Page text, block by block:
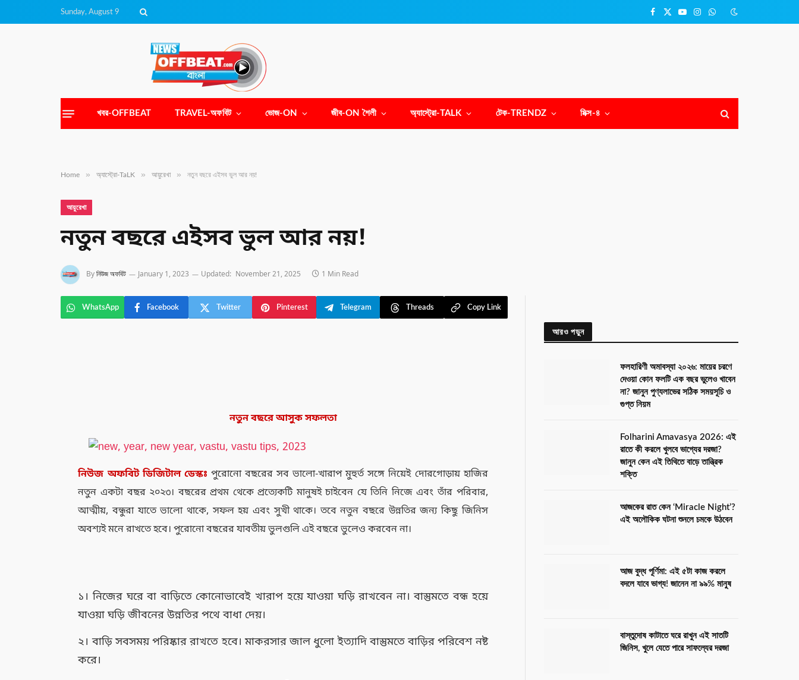
Sunday, August 9
Facebook
X
YouTubeInstagram
WhatsApp
খবর-OFFBEAT TRAVEL-অফবিট ভোজ-ON জীব-ON শৈলী অ্যাস্ট্রো-TALK টেক-TRENDZ মিক্স-৪
Home » অ্যাস্ট্রো-TaLK » আয়ুরেখা » নতুন বছরে এইসব ভুল আর নয়!
আয়ুরেখা
নতুন বছরে এইসব ভুল আর নয়!
Byনিউজ অফবিট January 1, 2023 Updated: November 21, 2025 1 Min Read
WhatsApp Facebook Twitter Pinterest Telegram Threads Copy Link
নতুন বছরে আসুক সফলতা
নিউজ অফবিট ডিজিটাল ডেস্কঃ পুরোনো বছরের সব ভালো-খারাপ মুহুর্ত সঙ্গে নিয়েই দোরগোড়ায় হাজির
নতুন একটা বছর ২০২৩। বছরের প্রথম থেকে প্রত্যেকটি মানুষই চাইবেন যে তিনি নিজে এবং তাঁর পরিবার,
আত্মীয়, বন্ধুরা যাতে ভালো থাকে, সফল হয় এবং সুখী থাকে। তবে নতুন বছরে উন্নতির জন্য কিছু জিনিস
অবশ্যই মনে রাখতে হবে। পুরোনো বছরের যাবতীয় ভুলগুলি এই বছরে ভুলেও করবেন না।
১। নিজের ঘরে বা বাড়িতে কোনোভাবেই খারাপ হয়ে যাওয়া ঘড়ি রাখবেন না। বাস্তুমতে বন্ধ হয়ে
যাওয়া ঘড়ি জীবনের উন্নতির পথে বাধা দেয়।
২। বাড়ি সবসময় পরিষ্কার রাখতে হবে। মাকরসার জাল ধুলো ইত্যাদি বাস্তুমতে বাড়ির পরিবেশ নষ্ট
করে।
আরও পড়ুন
ফলহারিণী অমাবস্যা ২০২৬: মায়ের চরণে
দেওয়া কোন ফলটি এক বছর ভুলেও খাবেন
না? জানুন পুণ্যলাভের সঠিক সময়সূচি ও
গুপ্ত নিয়ম
Folharini Amavasya 2026: এই
রাতে কী করলে খুলবে ভাগ্যের দরজা?
জানুন কেন এই তিথিতে বাড়ে তান্ত্রিক
শক্তি
আজকের রাত কেন ‘Miracle Night’?
এই অলৌকিক ঘটনা শুনলে চমকে উঠবেন
আজ বুদ্ধ পূর্ণিমা: এই ৫টা কাজ করলে
বদলে যাবে ভাগ্য! জানেন না ৯৯% মানুষ
বাস্তুদোষ কাটাতে ঘরে রাখুন এই সাতটি
জিনিস, খুলে যেতে পারে সাফল্যের দরজা